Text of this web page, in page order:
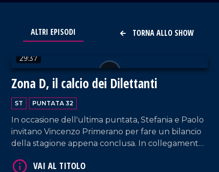
TORNA ALLO SHOW
ALTRI EPISODI
29:37
Zona D, il calcio dei Dilettanti
ST PUNTATA 32
In occasione dell'ultima puntata, Stefania e Paolo
invitano Vincenzo Primerano per fare un bilancio
della stagione appena conclusa. In collegamento,
di promozione in serie D e vincitore anche della
VAI AL TITOLO
VAI AL TITOLO